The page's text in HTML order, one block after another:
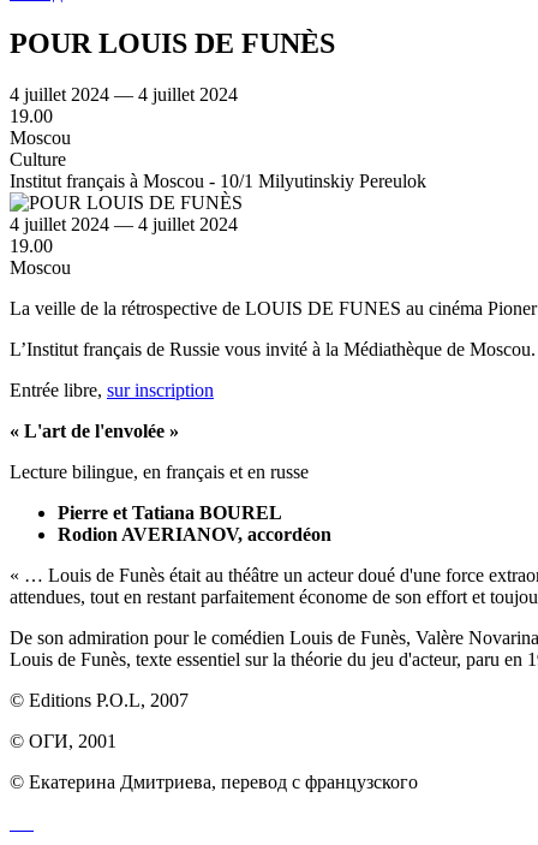
POUR LOUIS DE FUNÈS
4 juillet 2024 — 4 juillet 2024
19.00
Moscou
Culture
Institut français à Moscou - 10/1 Milyutinskiy Pereulok
4 juillet 2024 — 4 juillet 2024
19.00
Moscou
La veille de la rétrospective de LOUIS DE FUNES au cinéma
L’Institut français de Russie vous invité à la Médiathèque de Moscou.
Entrée libre, sur inscription
« L'art de l'envolée »
Lecture bilingue, en français et en russe
Pierre et Tatiana BOUREL
Rodion AVERIANOV, accordéon
« … Louis de Funès était au théâtre un acteur doué d'une force
attendues, tout en restant parfaitement économe de son effort et
De son admiration pour le comédien Louis de Funès, Valère
Louis de Funès, texte essentiel sur la théorie du jeu d'acteur, paru
© Editions P.O.L, 2007
© ОГИ, 2001
© Екатерина Дмитриева, перевод с французского